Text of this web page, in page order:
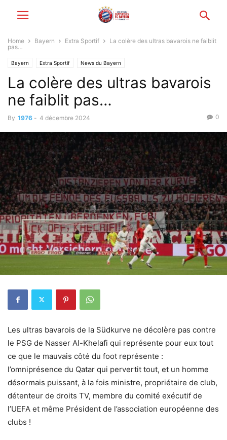
Home Bayern Extra Sportif
La colère des ultras bavarois ne faiblit
pas…
Bayern Extra Sportif News du Bayern
La colère des ultras bavarois
ne faiblit pas…
By 1976 - 4 décembre 2024 0
Les ultras bavarois de la Südkurve ne décolère pas contre
le PSG de Nasser Al-Khelafi qui représente pour eux tout
ce que le mauvais côté du foot représente :
l’omniprésence du Qatar qui pervertit tout, et un homme
désormais puissant, à la fois ministre, propriétaire de club,
détenteur de droits TV, membre du comité exécutif de
l’UEFA et même Président de l’association européenne des
clubs !